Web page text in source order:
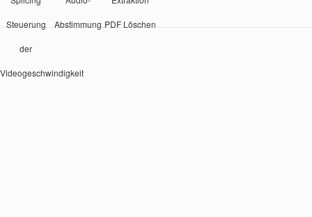
Steuerung
der
Videogeschwindigkeit
Abstimmung PDF Löschen